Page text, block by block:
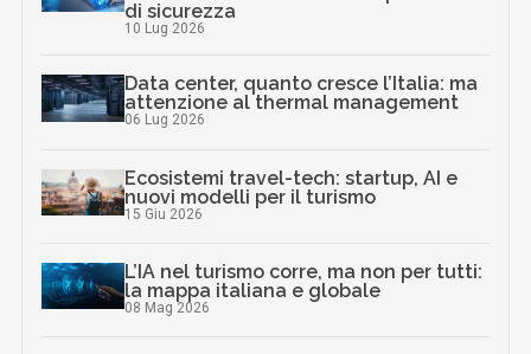
di sicurezza
10 Lug 2026
Data center, quanto cresce l’Italia: ma
attenzione al thermal management
06 Lug 2026
Ecosistemi travel-tech: startup, AI e
nuovi modelli per il turismo
15 Giu 2026
L’IA nel turismo corre, ma non per tutti:
la mappa italiana e globale
08 Mag 2026